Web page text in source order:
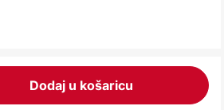
Dodaj u košaricu